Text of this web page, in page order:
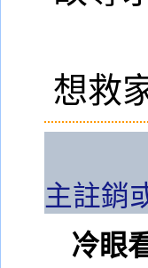
想救
主註銷
冷眼